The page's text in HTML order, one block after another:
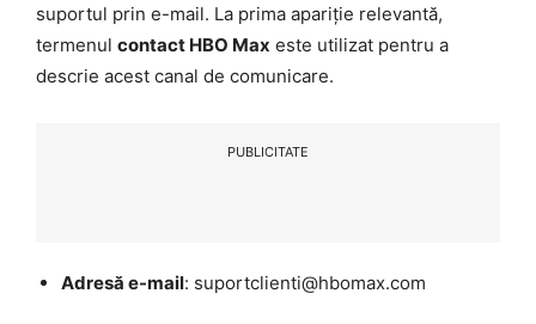
suportul prin e-mail. La prima apariție relevantă,
termenul contact HBO Max este utilizat pentru a
descrie acest canal de comunicare.
PUBLICITATE
Adresă e-mail: suportclienti@hbomax.com